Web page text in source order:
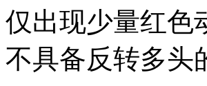
仅出现少量红色
不具备反转多头